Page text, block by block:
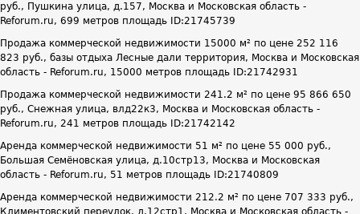
руб., Пушкина улица, д.157, Москва и Московская область -
Reforum.ru, 699 метров площадь ID:21745739
Продажа коммерческой недвижимости 15000 м² по цене 252 116
823 руб., базы отдыха Лесные дали территория, Москва и Московская
область - Reforum.ru, 15000 метров площадь ID:21742931
Продажа коммерческой недвижимости 241.2 м² по цене 95 866 650
руб., Снежная улица, влд22к3, Москва и Московская область -
Reforum.ru, 241 метров площадь ID:21742142
Аренда коммерческой недвижимости 51 м² по цене 55 000 руб.,
Большая Семёновская улица, д.10стр13, Москва и Московская
область - Reforum.ru, 51 метров площадь ID:21740809
Аренда коммерческой недвижимости 212.2 м² по цене 707 333 руб.,
Климентовский переулок, д.12стр1, Москва и Московская область -